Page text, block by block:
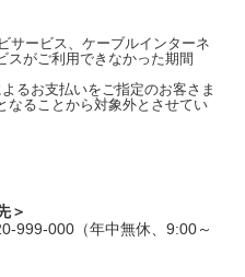
サービス、ケーブルインターネ
スがご利用できなかった期間
るお支払いをご指定のお客さま
なることから対象外とさせてい
＞
999-000（年中無休、9:00～